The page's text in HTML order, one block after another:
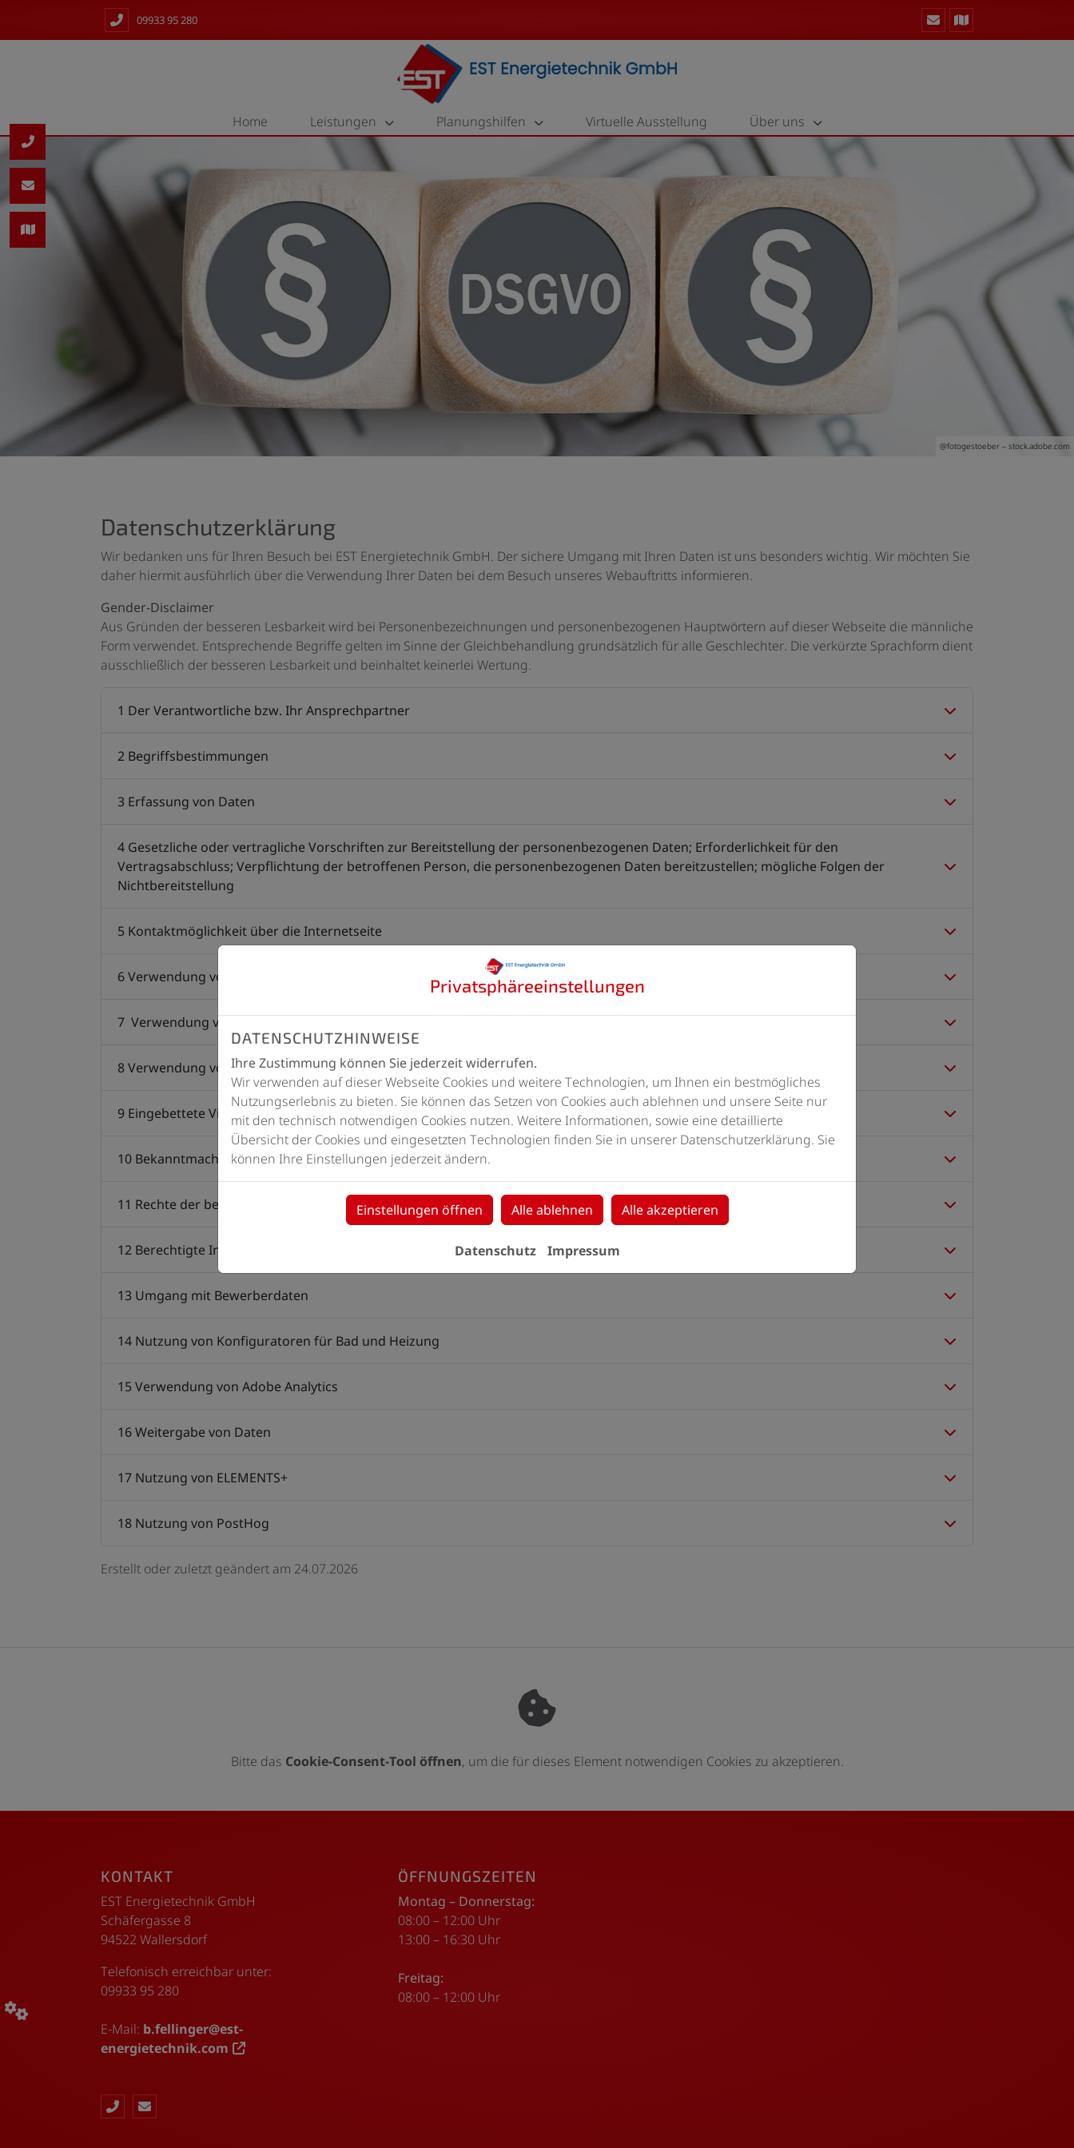
09933 95 280
Home Leistungen Planungshilfen Virtuelle Ausstellung Über uns
@fotogestoeber – stock.adobe.com
Datenschutzerklärung
Wir bedanken uns für Ihren Besuch bei EST Energietechnik GmbH. Der sichere Umgang mit Ihren Daten ist uns besonders wichtig. Wir möchten Sie
daher hiermit ausführlich über die Verwendung Ihrer Daten bei dem Besuch unseres Webauftritts informieren.
Gender-Disclaimer
Aus Gründen der besseren Lesbarkeit wird bei Personenbezeichnungen und personenbezogenen Hauptwörtern auf dieser Webseite die männliche
Form verwendet. Entsprechende Begriffe gelten im Sinne der Gleichbehandlung grundsätzlich für alle Geschlechter. Die verkürzte Sprachform dient
ausschließlich der besseren Lesbarkeit und beinhaltet keinerlei Wertung.
1 Der Verantwortliche bzw. Ihr Ansprechpartner
2 Begriffsbestimmungen
3 Erfassung von Daten
4 Gesetzliche oder vertragliche Vorschriften zur Bereitstellung der personenbezogenen Daten; Erforderlichkeit für den
Vertragsabschluss; Verpflichtung der betroffenen Person, die personenbezogenen Daten bereitzustellen; mögliche Folgen der
Nichtbereitstellung
5 Kontaktmöglichkeit über die Internetseite
6 Verwendung von Cookies
7 Verwendung von Google Maps
8 Verwendung von Google Fonts
9 Eingebettete Videos, Bilder und Links zu externen Internetseiten
10 Bekanntmachung von Veränderungen
11 Rechte der betroffenen Personen
12 Berechtigte Interessen an der Verarbeitung, die von dem Verantwortlichen oder einem Dritten verfolgt werden
13 Umgang mit Bewerberdaten
14 Nutzung von Konfiguratoren für Bad und Heizung
15 Verwendung von Adobe Analytics
16 Weitergabe von Daten
17 Nutzung von ELEMENTS+
18 Nutzung von PostHog
Erstellt oder zuletzt geändert am 24.07.2026
Bitte das Cookie-Consent-Tool öffnen, um die für dieses Element notwendigen Cookies zu akzeptieren.
KONTAKT
EST Energietechnik GmbH
Schäfergasse 8
94522 Wallersdorf
Telefonisch erreichbar unter:
09933 95 280
E-Mail: b.fellinger@est-
energietechnik.com
ÖFFNUNGSZEITEN
Montag – Donnerstag:
08:00 – 12:00 Uhr
13:00 – 16:30 Uhr
Freitag:
08:00 – 12:00 Uhr
Privatsphäre­einstellungen
DATENSCHUTZHINWEISE
Ihre Zustimmung können Sie jederzeit widerrufen.
Wir verwenden auf dieser Webseite Cookies und weitere Technologien, um Ihnen ein bestmögliches
Nutzungserlebnis zu bieten. Sie können das Setzen von Cookies auch ablehnen und unsere Seite nur
mit den technisch notwendigen Cookies nutzen. Weitere Informationen, sowie eine detaillierte
Übersicht der Cookies und eingesetzten Technologien finden Sie in unserer Datenschutzerklärung. Sie
können Ihre Einstellungen jederzeit ändern.
Einstellungen öffnen Alle ablehnen Alle akzeptieren
Datenschutz Impressum